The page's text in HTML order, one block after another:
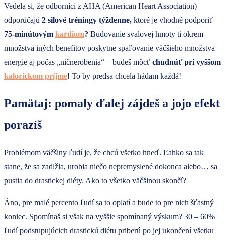
Vedela si, že odborníci z AHA (American Heart Association)
odporúčajú 2 silové tréningy týždenne, ktoré je vhodné podporiť
75-minútovým kardiom? Budovanie svalovej hmoty ti okrem
množstva iných benefitov poskytne spaľovanie väčšieho množstva
energie aj počas „ničnerobenia“ – budeš môcť chudnúť pri vyššom
kalorickom príjme! To by predsa chcela hádam každá!
Pamätaj: pomaly ďalej zájdeš a jojo efekt
porazíš
Problémom väčšiny ľudí je, že chcú všetko hneď. Ľahko sa tak
stane, že sa zadlžia, urobia niečo nepremyslené dokonca alebo… sa
pustia do drastickej diéty. Ako to všetko väčšinou skončí?
Áno, pre malé percento ľudí sa to oplatí a bude to pre nich šťastný
koniec. Spomínaš si však na vyššie spomínaný výskum? 30 – 60%
ľudí podstupujúcich drastickú diétu priberú po jej ukončení všetku